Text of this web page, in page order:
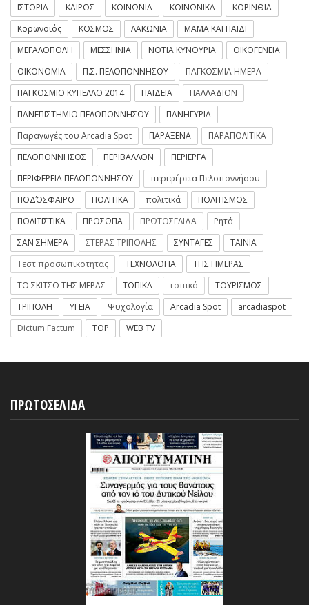
ΙΣΤΟΡΙΑ
ΚΑΙΡΟΣ ΚΟΙΝΩΝΙΑ ΚΟΙΝΩΝΙΚΑ
ΚΟΡΙΝΘΙΑ
Κορωνοϊός
ΚΟΣΜΟΣ ΛΑΚΩΝΙΑ
ΜΑΜΑ ΚΑΙ ΠΑΙΔΙ
ΜΕΓΑΛΟΠΟΛΗ
ΜΕΣΣΗΝΙΑ ΝΟΤΙΑ ΚΥΝΟΥΡΙΑ
ΟΙΚΟΓΕΝΕΙΑ
ΟΙΚΟΝΟΜΙΑ
Π.Σ. ΠΕΛΟΠΟΝΝΗΣΟΥ
ΠΑΓΚΟΣΜΙΑ ΗΜΕΡΑ
ΠΑΓΚΟΣΜΙΟ ΚΥΠΕΛΛΟ 2014
ΠΑΙΔΕΙΑ
ΠΑΛΛΑΔΙΟΝ
ΠΑΝΕΠΙΣΤΗΜΙΟ ΠΕΛΟΠΟΝΝΗΣΟΥ
ΠΑΝΗΓΥΡΙΑ
Παραγωγές του Arcadia Spot
ΠΑΡΑΞΕΝΑ
ΠΑΡΑΠΟΛΙΤΙΚΑ
ΠΕΛΟΠΟΝΝΗΣΟΣ
ΠΕΡΙΒΑΛΛΟΝ
ΠΕΡΙΕΡΓΑ
ΠΕΡΙΦΕΡΕΙΑ ΠΕΛΟΠΟΝΝΗΣΟΥ
περιφέρεια Πελοποννήσου
ΠΟΔΌΣΦΑΙΡΟ
ΠΟΛΙΤΙΚΑ πολιτικά
ΠΟΛΙΤΙΣΜΟΣ
ΠΟΛΙΤΙΣΤΙΚΑ
ΠΡΟΣΩΠΑ ΠΡΩΤΟΣΕΛΙΔΑ
Ρητά
ΣΑΝ ΣΗΜΕΡΑ
ΣΤΕΡΑΣ ΤΡΙΠΟΛΗΣ ΣΥΝΤΑΓΕΣ
ΤΑΙΝΙΑ
Τεστ προσωπικοτητας
ΤΕΧΝΟΛΟΓΙΑ
ΤΗΣ ΗΜΕΡΑΣ
ΤΟ ΣΚΙΤΣΟ ΤΗΣ ΜΕΡΑΣ
ΤΟΠΙΚΑ τοπικά
ΤΟΥΡΙΣΜΟΣ
ΤΡΙΠΟΛΗ
ΥΓΕΙΑ Ψυχολογία Arcadia Spot
arcadiaspot
Dictum Factum
TOP WEB TV
ΠΡΩΤΟΣΕΛΙΔΑ